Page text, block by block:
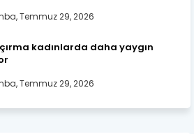
Temmuz 29, 2026
kadınlarda daha yaygın
Temmuz 29, 2026